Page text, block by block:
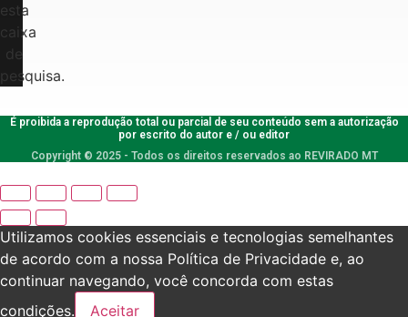
esta
caixa
de
pesquisa.
É proibida a reprodução total ou parcial de seu conteúdo sem a autorização
por escrito do autor e / ou editor
Copyright © 2025 - Todos os direitos reservados ao REVIRADO MT
Utilizamos cookies essenciais e tecnologias semelhantes
de acordo com a nossa Política de Privacidade e, ao
continuar navegando, você concorda com estas
condições.
Aceitar